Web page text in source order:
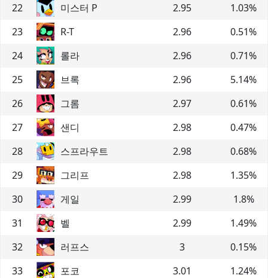
22
미스터 P 2.95 1.03%
23
R-T 2.96 0.51%
24
롤라 2.96 0.71%
25
브록 2.96 5.14%
26
그롬 2.97 0.61%
27
샌디 2.98 0.47%
28
스프라우트 2.98 0.68%
29
그리프 2.98 1.35%
30
게일 2.99 1.8%
31
벨 2.99 1.49%
32
러프스 3 0.15%
33
포코 3.01 1.24%